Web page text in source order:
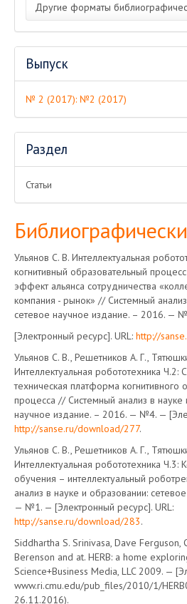
Другие форматы
Выпуск
№ 2 (2017): №2 (2017)
Раздел
Статьи
Ульянов С. В. Интеллектуальная
когнитивный образовательный
эффект альянса сотрудничества
компания - рынок» // Системный
сетевое научное издание. – 2016. —
[Электронный ресурс]. URL: http://
Ульянов С. В., Решетников А. Г.,
Интеллектуальная робототехника Ч.2:
техническая платформа когнитивного
процесса // Системный анализ в науке
научное издание. – 2016. — №4. —
http://sanse.ru/download/277.
Ульянов С. В., Решетников А. Г.,
Интеллектуальная робототехника Ч.3:
обучения – интеллектуальный
анализ в науке и образовании:
— №1. — [Электронный ресурс]. URL:
http://sanse.ru/download/283.
Siddhartha S. Srinivasa, Dave Ferguson,
Berenson and at. HERB: a home
Science+Business Media, LLC 2009. —
www.ri.cmu.edu/pub_files/2010/1/
26.11.2016).